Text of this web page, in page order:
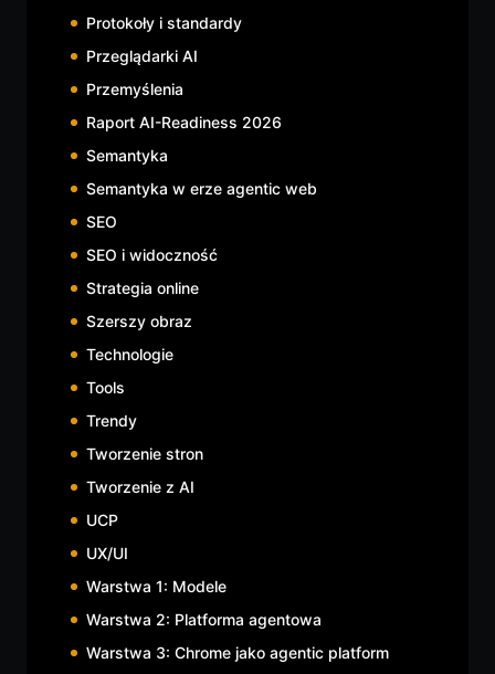
Protokoły i standardy
Przeglądarki AI
Przemyślenia
Raport AI-Readiness 2026
Semantyka
Semantyka w erze agentic web
SEO
SEO i widoczność
Strategia online
Szerszy obraz
Technologie
Tools
Trendy
Tworzenie stron
Tworzenie z AI
UCP
UX/UI
Warstwa 1: Modele
Warstwa 2: Platforma agentowa
Warstwa 3: Chrome jako agentic platform